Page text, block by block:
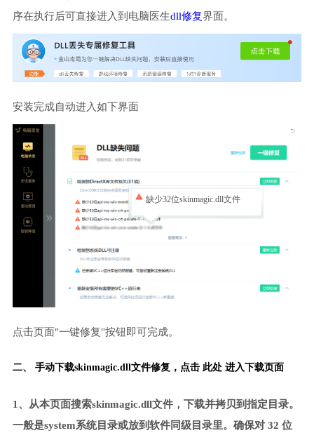
序在执行后可直接进入到电脑医生dll修复界面。
安装完成自动进入如下界面
缺少32位skinmagic.dll文件
点击页面"一键修复"按钮即可完成。
二、 手动下载skinmagic.dll文件修复， 点击 此处 进入下载页面
1、从本页面搜索skinmagic.dll文件，下载并拷贝到指定目录。
一般是system系统目录或放到软件同级目录里。确保对 32 位